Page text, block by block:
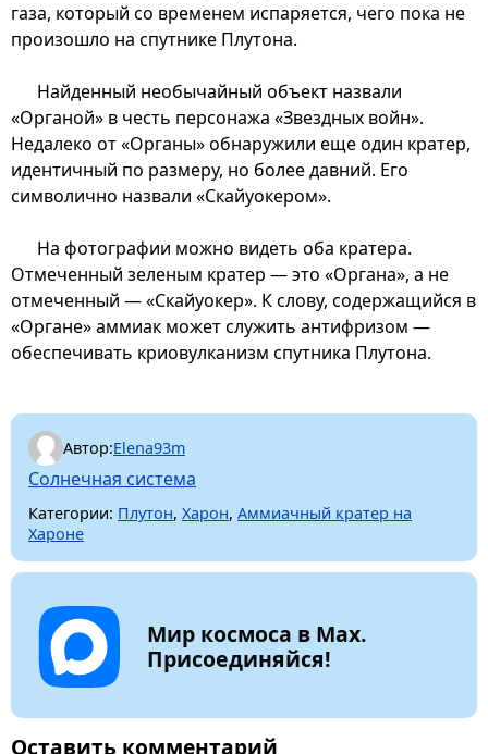
газа, который со временем испаряется, чего пока не
произошло на спутнике Плутона.
Найденный необычайный объект назвали
«Органой» в честь персонажа «Звездных войн».
Недалеко от «Органы» обнаружили еще один кратер,
идентичный по размеру, но более давний. Его
символично назвали «Скайуокером».
На фотографии можно видеть оба кратера.
Отмеченный зеленым кратер — это «Органа», а не
отмеченный — «Скайуокер». К слову, содержащийся в
«Органе» аммиак может служить антифризом —
обеспечивать криовулканизм спутника Плутона.
Автор:Elena93m
Солнечная система
Категории: Плутон, Харон, Аммиачный кратер на
Хароне
Мир космоса в Max.
Присоединяйся!
Оставить комментарий